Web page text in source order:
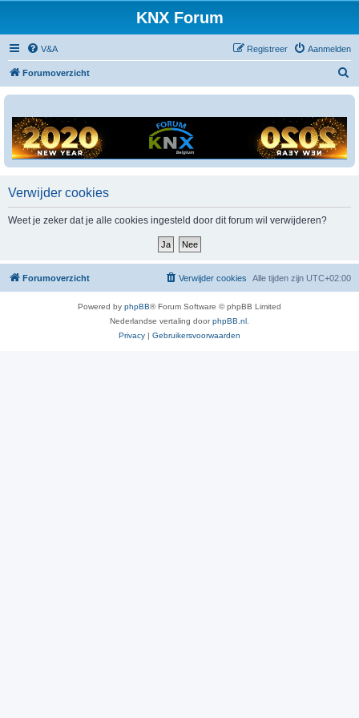
KNX Forum
V&A Aanmelden
Registreer
Forumoverzicht
Verwijder cookies
Weet je zeker dat je alle cookies ingesteld door dit forum wil verwijderen?
Forumoverzicht Alle tijden zijn UTC+02:00
Verwijder cookies
Powered by phpBB® Forum Software © phpBB Limited
Nederlandse vertaling doorphpBB.nl.
Privacy | Gebruikersvoorwaarden